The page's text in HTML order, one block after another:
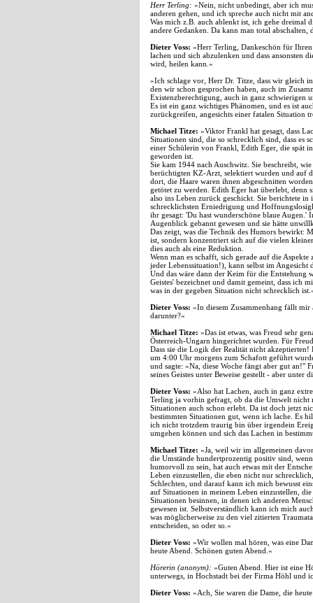
Herr Terling: »Nein, nicht unbedingt, aber ich
anderen gehen, und ich spreche auch nicht mit
Was mich z.B. auch ablenkt ist, ich gehe dreimal
andere Gedanken. Da kann man total
Dieter Voss: »Herr Terling, Dankeschön für
lachen und sich abzulenken und dass ansonsten
wird, heilen kann.«
»Ich schlage vor, Herr Dr. Titze, dass wir gleich
den wir schon gesprochen haben, auch im
Existenzberechtigung, auch in ganz schwierigen
Es ist ein ganz wichtiges Phänomen, und es ist
zurückgreifen, angesichts einer fatalen Situation
Michael Titze: »Viktor Frankl hat gesagt, dass
Situationen sind, die so schrecklich sind, dass es
einer Schülerin von Frankl, Edith Eger, die spät
geworden ist.
Sie kam 1944 nach Auschwitz. Sie beschreibt,
berüchtigten KZ-Arzt, selektiert wurden und auf
dort, die Haare waren ihnen abgeschnitten
getötet zu werden. Edith Eger hat überlebt,
also ins Leben zurück geschickt. Sie berichtete in
schrecklichsten Erniedrigung und
ihr gesagt: 'Du hast wunderschöne blaue Augen.'
Augenblick gebannt gewesen und sie hätte
Das zeigt, was die Technik des Humors bewirkt:
ist, sondern konzentriert sich auf die vielen
dies auch als eine Reduktion.
Wenn man es schafft, sich gerade auf die
jeder Lebenssituation!), kann selbst im Angesicht
Und das wäre dann der Keim für die Entstehung
Geistes' bezeichnet und damit gemeint, dass ich
was in der gegeben Situation nicht schrecklich
Dieter Voss: »In diesem Zusammenhang fällt
darunter?«
Michael Titze: »Das ist etwas, was Freud sehr
Österreich-Ungarn hingerichtet wurden. Für
Dass sie die Logik der Realität nicht
um 4:00 Uhr morgens zum Schafott geführt
und sagte: »Na, diese Woche fängt aber gut an!"
seines Geistes unter Beweise gestellt - aber unter
Dieter Voss: »Also hat Lachen, auch in ganz
Terling ja vorhin gefragt, ob da die Umwelt nicht
Situationen auch schon erlebt. Da ist doch jetzt
bestimmten Situationen gut, wenn ich lache. Es
ich nicht trotzdem traurig bin über irgendein
umgehen können und sich das Lachen in
Michael Titze: »Ja, weil wir im allgemeinen
die Umstände hundertprozentig positiv sind,
humorvoll zu sein, hat auch etwas mit der
Leben einzustellen, die eben nicht nur
Schlechten, und darauf kann ich mich bewusst
auf Situationen in meinem Leben einzustellen,
Situationen besinnen, in denen ich anderen
gewesen ist. Selbstverständlich kann ich mich
was möglicherweise zu den viel zitierten
entscheiden, so oder so.«
Dieter Voss: »Wir wollen mal hören, was eine
heute Abend. Schönen guten Abend.«
Hörerin (anonym): »Guten Abend. Hier ist eine
unterwegs, in Hochstadt bei der Firma Höhl und
Dieter Voss: »Ach, Sie waren die Dame, die